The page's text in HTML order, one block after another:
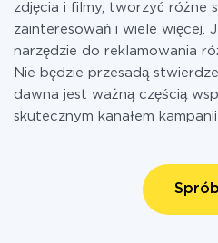
zdjęcia i filmy, tworzyć różne
zainteresowań i wiele więcej.
narzędzie do reklamowania
Nie będzie przesadą
dawna jest ważną częścią
skutecznym kanałem